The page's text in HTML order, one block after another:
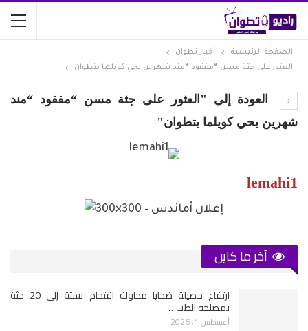
الصفحة الرئيسية
أخبار تطوان
العثور على جثة مسن “مفقود “مند شهرين بحي كويلما بتطوان
العودة إلى "العثور على جثة مسن “مفقود “مند
شهرين بحي كويلما بتطوان"
lemahi1
آخر ما كاين
ارتفاع حصيلة ضحايا محاولة اقتحام سبتة إلى 20 جثة
بمصلحة الطب…
أغسطس 1, 2026